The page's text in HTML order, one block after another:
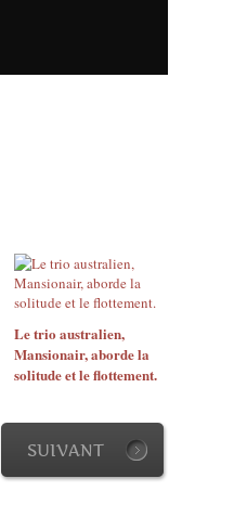
Le trio australien,
Mansionair, aborde la
solitude et le flottement.
SUIVANT